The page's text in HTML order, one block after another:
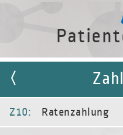
Z10: Ratenzahlung